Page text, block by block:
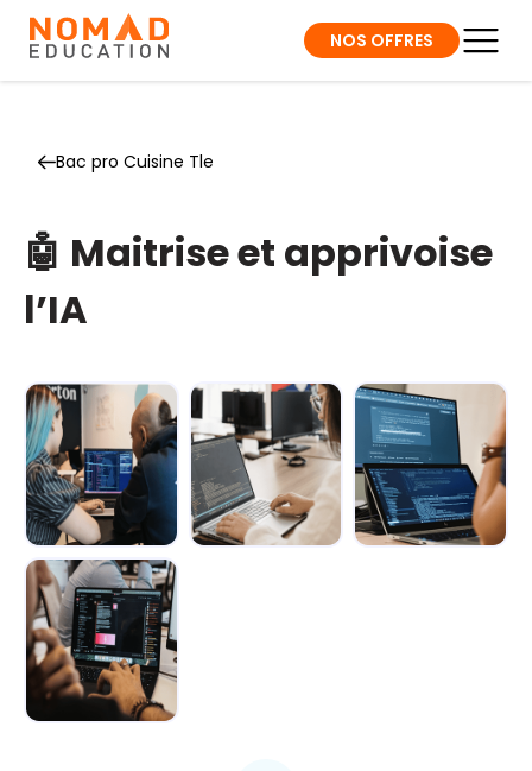
NOS OFFRES
Bac pro Cuisine Tle
🤖 Maitrise et apprivoise
l’IA
Demain au
boulot : Les
métiers boostés
p...